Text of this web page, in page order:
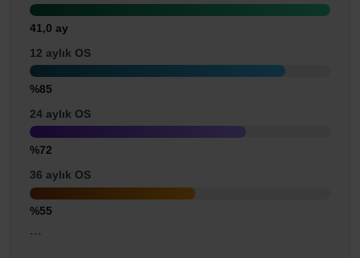
41,0 ay
12 aylık OS
%85
24 aylık OS
%72
36 aylık OS
%55
```